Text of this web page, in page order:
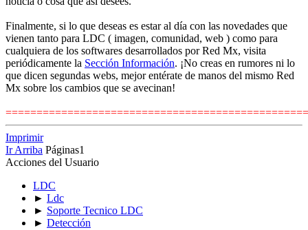
Finalmente, si lo que deseas es estar al día con las novedades que
vienen tanto para LDC ( imagen, comunidad, web ) como para
cualquiera de los softwares desarrollados por Red Mx, visita
periódicamente la Sección Información. ¡No creas en rumores ni lo
que dicen segundas webs, mejor entérate de manos del mismo Red
Mx sobre los cambios que se avecinan!
Imprimir
Ir Arriba Páginas1
Acciones del Usuario
LDC
► Ldc
► Soporte Tecnico LDC
► Detección